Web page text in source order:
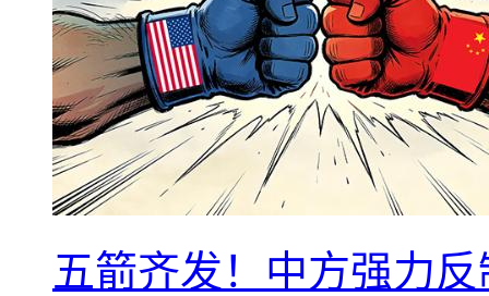
五箭齐发！中方强力